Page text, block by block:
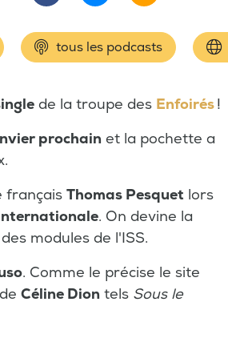
tous les podcasts
de la troupe des Enfoirés!
prochain et la pochette a
français Thomas Pesquet lors
. On devine la
modules de l'ISS.
. Comme le précise le site
Céline Dion tels Sous le